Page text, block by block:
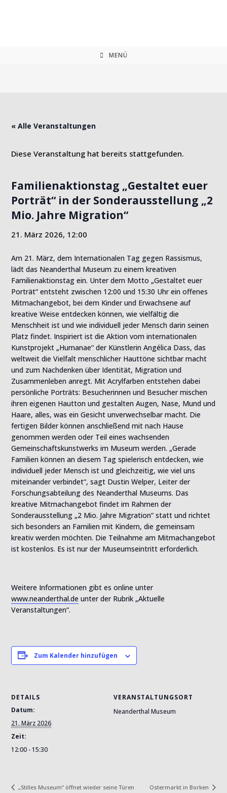
MENÜ
« Alle Veranstaltungen
Diese Veranstaltung hat bereits stattgefunden.
Familienaktionstag „Gestaltet euer
Porträt“ in der Sonderausstellung „2
Mio. Jahre Migration“
21. März 2026, 12:00
Am 21. März, dem Internationalen Tag gegen Rassismus,
lädt das Neanderthal Museum zu einem kreativen
Familienaktionstag ein. Unter dem Motto „Gestaltet euer
Porträt“ entsteht zwischen 12:00 und 15:30 Uhr ein offenes
Mitmachangebot, bei dem Kinder und Erwachsene auf
kreative Weise entdecken können, wie vielfältig die
Menschheit ist und wie individuell jeder Mensch darin seinen
Platz findet. Inspiriert ist die Aktion vom internationalen
Kunstprojekt „Humanae“ der Künstlerin Angélica Dass, das
weltweit die Vielfalt menschlicher Hauttöne sichtbar macht
und zum Nachdenken über Identität, Migration und
Zusammenleben anregt. Mit Acrylfarben entstehen dabei
persönliche Porträts: Besucherinnen und Besucher mischen
ihren eigenen Hautton und gestalten Augen, Nase, Mund und
Haare, alles, was ein Gesicht unverwechselbar macht. Die
fertigen Bilder können anschließend mit nach Hause
genommen werden oder Teil eines wachsenden
Gemeinschaftskunstwerks im Museum werden. „Gerade
Familien können an diesem Tag spielerisch entdecken, wie
individuell jeder Mensch ist und gleichzeitig, wie viel uns
miteinander verbindet“, sagt Dustin Welper, Leiter der
Forschungsabteilung des Neanderthal Museums. Das
kreative Mitmachangebot findet im Rahmen der
Sonderausstellung „2 Mio. Jahre Migration“ statt und richtet
sich besonders an Familien mit Kindern, die gemeinsam
kreativ werden möchten. Die Teilnahme am Mitmachangebot
ist kostenlos. Es ist nur der Museumseintritt erforderlich.
Weitere Informationen gibt es online unter
www.neanderthal.de unter der Rubrik „Aktuelle
Veranstaltungen“.
Zum Kalender hinzufügen
DETAILS
Datum:
21. März 2026
Zeit:
12:00 - 15:30
VERANSTALTUNGSORT
Neanderthal Museum
„Stilles Museum“ öffnet wieder seine Türen Ostermarkt in Borken